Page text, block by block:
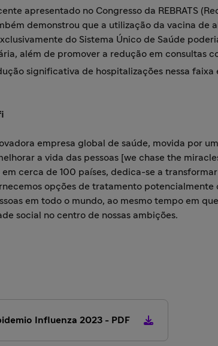
apresentado no Congresso da REBRATS
demonstrou que a utilização da vacina de
do Sistema Único de Saúde
além de promover a redução em consultas
significativa de hospitalizações nessa faixa
empresa global de saúde, movida por
a vida das pessoas [we chase the
em cerca de 100 países, dedica-se a
opções de tratamento
em todo o mundo, ao mesmo tempo em
social no centro de nossas ambições.
Influenza 2023 - PDF